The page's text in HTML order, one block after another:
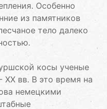
Особенно
из памятников
тело далеко
косы ученые
вв. В это время на
немецкими